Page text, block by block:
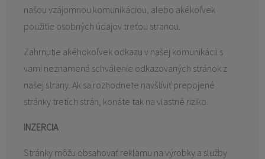
našou vzájomnou komunikáciou, alebo akékoľvek
použitie osobných údajov treťou stranou.
Zahrnutie akéhokoľvek odkazu v našej komunikácii s
vami neznamená schválenie odkazovaných stránok z
našej strany. Ak sa rozhodnete navštíviť prepojené
stránky tretích strán, konáte tak na vlastné riziko.
INZERCIA
Stránky môžu obsahovať reklamu na výrobky a služby